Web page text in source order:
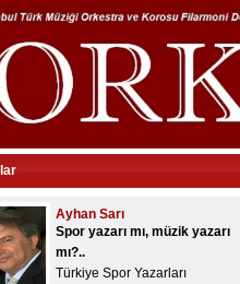
İzmir’in içinde vurdular beni…
beni…...
Veyis Yeğin
Çalgıları geliştirmek nedir,
Ayhan Sarı
Spor yazarı mı, müzik yazarı
mı?..
Türkiye Spor Yazarları